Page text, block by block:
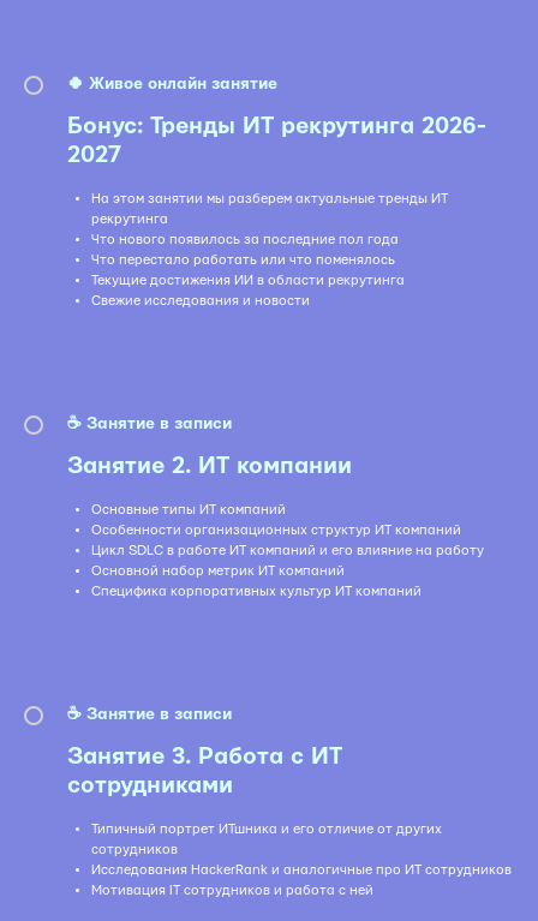
🍀 Живое онлайн занятие
Бонус: Тренды ИТ рекрутинга 2026-
2027
На этом занятии мы разберем актуальные тренды ИТ
рекрутинга
Что нового появилось за последние пол года
Что перестало работать или что поменялось
Текущие достижения ИИ в области рекрутинга
Свежие исследования и новости
☕️ Занятие в записи
Занятие 2. ИТ компании
Основные типы ИТ компаний
Особенности организационных структур ИТ компаний
Цикл SDLC в работе ИТ компаний и его влияние на работу
Основной набор метрик ИТ компаний
Специфика корпоративных культур ИТ компаний
☕️ Занятие в записи
Занятие 3. Работа с ИТ
сотрудниками
Типичный портрет ИТшника и его отличие от других
сотрудников
Исследования HackerRank и аналогичные про ИТ сотрудников
Мотивация IT сотрудников и работа с ней